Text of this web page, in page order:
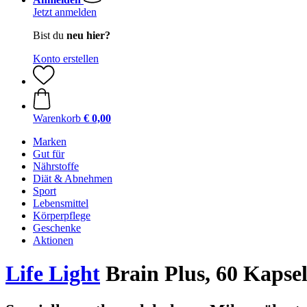
Jetzt anmelden
Bist du neu hier?
Konto erstellen
Warenkorb € 0,00
Marken
Gut für
Nährstoffe
Diät & Abnehmen
Sport
Lebensmittel
Körperpflege
Geschenke
Aktionen
Life Light Brain Plus, 60